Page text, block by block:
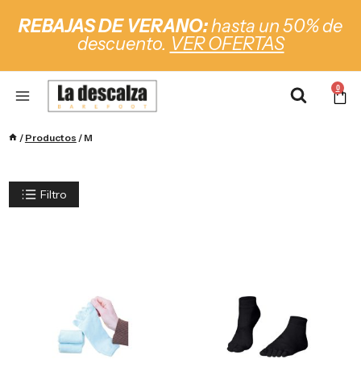
REBAJAS DE VERANO:hasta un 50% de
descuento. VER OFERTAS
0
/ Productos / M
Filtro